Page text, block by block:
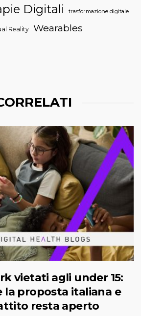
Digitali trasformazione digitale
Reality Wearables
vietati agli under 15:
la proposta italiana e
resta aperto